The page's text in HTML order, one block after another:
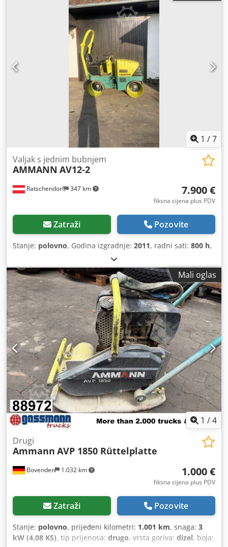
1 /7
Ratschendorf 347 km
Valjak s jednim bubnjem
AMMANN AV12-2
7.900 €
fiksna cijena plus PDV
Zatraži Pozovite
Stanje: polovno, Godina izgradnje: 2011, radni sati: 800 h,
Mali oglas
1 /4
Bovenden 1.032 km
Drugi
Ammann AVP 1850 Rüttelplatte
1.000 €
fiksna cijena plus PDV
Zatraži Pozovite
Stanje: polovno, prijeđeni kilometri: 1.001 km, snaga: 3
kW (4,08 KS), tip prijenosa: drugo, vrsta goriva: dizel, boja: